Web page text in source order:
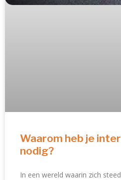
Waarom heb je
nodig?
In een wereld waarin zich